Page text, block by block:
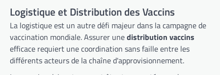
Logistique et Distribution des Vaccins
La logistique est un autre défi majeur dans la campagne de
vaccination mondiale. Assurer unedistribution vaccins
efficace requiert une coordination sans faille entre les
différents acteurs de la chaîne d'approvisionnement.